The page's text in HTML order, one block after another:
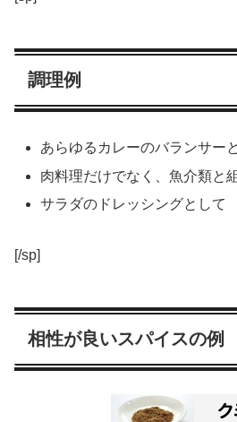
調理例
あらゆるカレーのバランサー
肉料理だけでなく、魚介類と
サラダのドレッシングとして
[/sp]
相性が良いスパイスの例